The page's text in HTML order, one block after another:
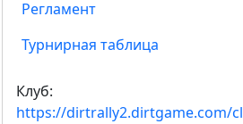
Регламент
Турнирная таблица
Клуб:
https://dirtrally2.dirtgame.com/